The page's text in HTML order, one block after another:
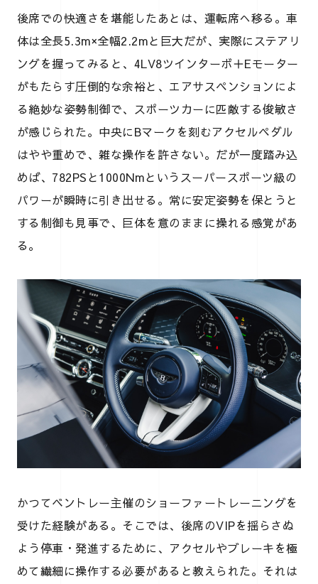
後席での快適さを堪能したあとは、運転席へ移る。車
体は全長5.3m×全幅2.2mと巨大だが、実際にステアリ
ングを握ってみると、4LV8ツインターボ＋Eモーター
がもたらす圧倒的な余裕と、エアサスペンションによ
る絶妙な姿勢制御で、スポーツカーに匹敵する俊敏さ
が感じられた。中央にBマークを刻むアクセルペダル
はやや重めで、雑な操作を許さない。だが一度踏み込
めば、782PSと1000Nmというスーパースポーツ級の
パワーが瞬時に引き出せる。常に安定姿勢を保とうと
する制御も見事で、巨体を意のままに操れる感覚があ
る。
かつてベントレー主催のショーファートレーニングを
受けた経験がある。そこでは、後席のVIPを揺らさぬ
よう停車・発進するために、アクセルやブレーキを極
めて繊細に操作する必要があると教えられた。それは